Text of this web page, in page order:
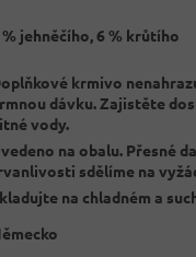
% jehněčího, 6 % krůtího
krmivo
dávku. Zajistěte
vody.
na obalu. Přesné
sdělíme na
na chladném a